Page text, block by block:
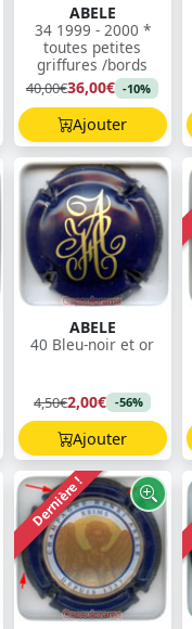
ABELE
34 1999 - 2000 *
toutes petites
griffures /bords
40,00€36,00€ -10%
Ajouter
ABELE
40 Bleu-noir et or
4,50€2,00€ -56%
Ajouter
Dernière !